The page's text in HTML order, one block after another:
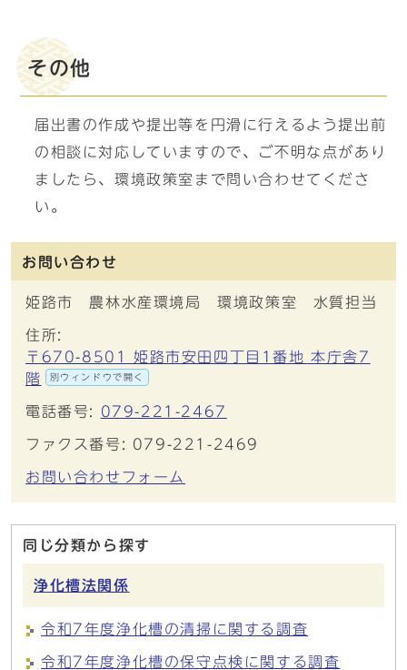
その他
届出書の作成や提出等を円滑に行えるよう提出前
の相談に対応していますので、ご不明な点があり
ましたら、環境政策室まで問い合わせてくださ
い。
お問い合わせ
姫路市 農林水産環境局 環境政策室 水質担当
住所:
〒670-8501 姫路市安田四丁目1番地 本庁舎7
階
別ウィンドウで開く
電話番号: 079-221-2467
ファクス番号: 079-221-2469
お問い合わせフォーム
同じ分類から探す
浄化槽法関係
令和7年度浄化槽の清掃に関する調査
令和7年度浄化槽の保守点検に関する調査